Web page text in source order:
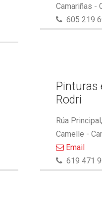
Camariñas -
605 219
Pinturas
Rodri
Rúa
Camelle -
Email
619 471